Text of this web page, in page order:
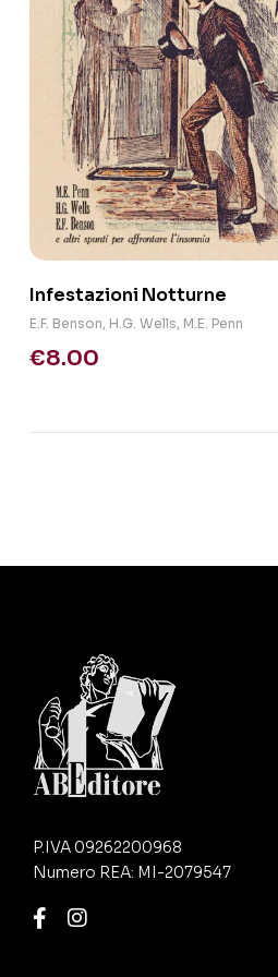
Infestazioni Notturne
E.F. Benson, H.G. Wells, M.E. Penn
€8.00
P.IVA 09262200968
Numero REA: MI-2079547